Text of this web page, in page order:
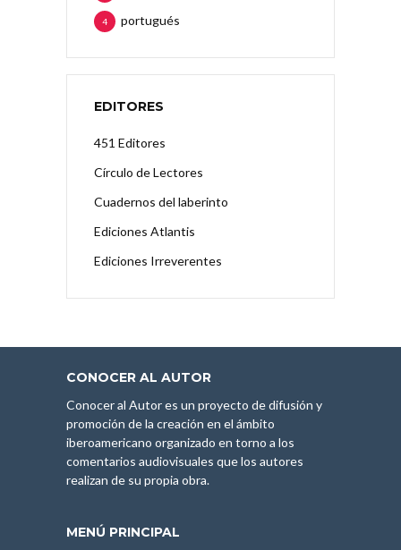
portugués
4
EDITORES
451 Editores
Círculo de Lectores
Cuadernos del laberinto
Ediciones Atlantis
Ediciones Irreverentes
CONOCER AL AUTOR
Conocer al Autor es un proyecto de difusión y
promoción de la creación en el ámbito
iberoamericano organizado en torno a los
comentarios audiovisuales que los autores
realizan de su propia obra.
MENÚ PRINCIPAL